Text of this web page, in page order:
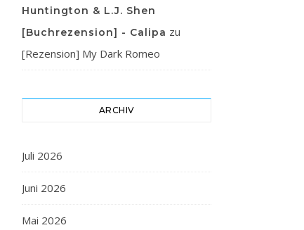
Huntington & L.J. Shen
[Buchrezension] - Calipa zu
[Rezension] My Dark Romeo
ARCHIV
Juli 2026
Juni 2026
Mai 2026